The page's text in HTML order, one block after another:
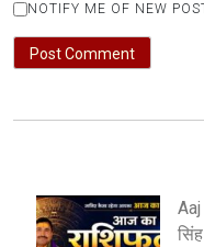
NOTIFY ME OF NEW